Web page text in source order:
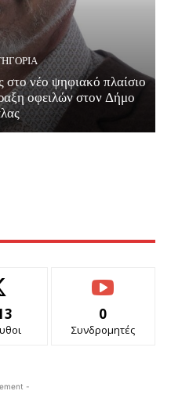
νέο ψηφιακό πλαίσιο
οφειλών στον Δήμο
0
Συνδρομητές
-